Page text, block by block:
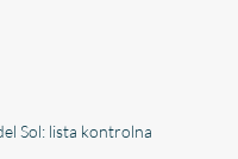
Sol: lista kontrolna